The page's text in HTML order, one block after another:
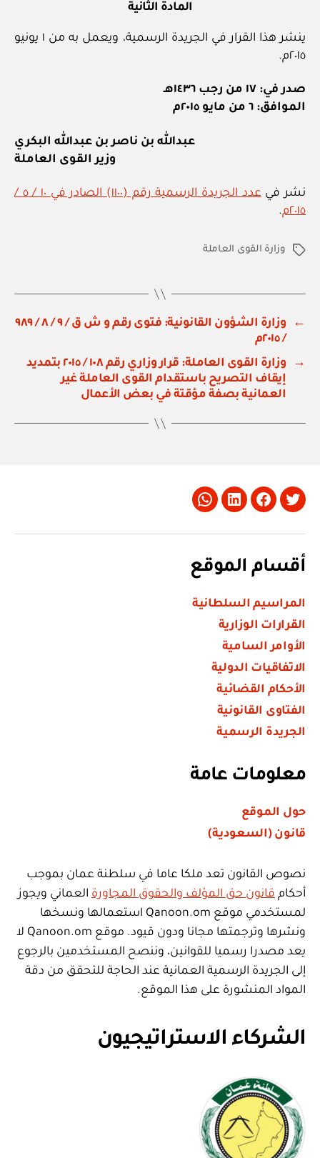
المادة الثانية
ينشر هذا القرار في الجريدة الرسمية، ويعمل به من ١ يونيو
٢٠١٥م.
صدر في: ١٧ من رجب ١٤٣٦هـ
الموافق: ٦ من مايو ٢٠١٥م
عبدالله بن ناصر بن عبدالله البكري
وزير القوى العاملة
نشر في
عدد الجريدة الرسمية رقم (١١٠٠) الصادر في ١٠ / ٥ /
٢٠١٥م
.
الوسوموزارة القوى العاملة
←
وزارة الشؤون القانونية: فتوى رقم و ش ق / ٩ / ٨ / ٩٨٩
/ ٢٠١٥م
→
وزارة القوى العاملة: قرار وزاري رقم ١٠٨ / ٢٠١٥ بتمديد
إيقاف التصريح باستقدام القوى العاملة غير
العمانية بصفة مؤقتة في بعض الأعمال
Twitter
Facebook
LinkedIn
Whatsapp
أقسام الموقع
المراسيم السلطانية
القرارات الوزارية
الأوامر السامية
الاتفاقيات الدولية
الأحكام القضائية
الفتاوى القانونية
الجريدة الرسمية
معلومات عامة
حول الموقع
قانون (السعودية)
نصوص القانون تعد ملكا عاما في سلطنة عمان بموجب
أحكام قانون حق المؤلف والحقوق المجاورة العماني ويجوز
لمستخدمي موقع Qanoon.om استعمالها ونسخها
ونشرها وترجمتها مجانا ودون قيود. موقع Qanoon.om لا
يعد مصدرا رسميا للقوانين، وننصح المستخدمين بالرجوع
إلى الجريدة الرسمية العمانية عند الحاجة للتحقق من دقة
المواد المنشورة على هذا الموقع.
الشركاء الاستراتيجيون